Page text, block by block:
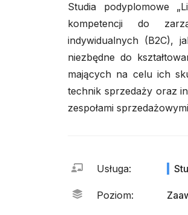
Studia podyplomowe
kompetencji do
indywidualnych (B2C),
niezbędne do
mających na celu ich
technik sprzedaży oraz
zespołami
Usługa:
Poziom: